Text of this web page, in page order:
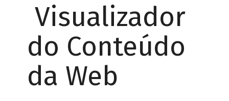
Visualizador
do Conteúdo
da Web